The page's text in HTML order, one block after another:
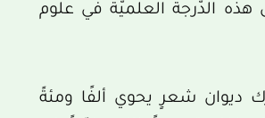
الدّرجة العلميّة في علوم
ديوان شعرٍ يحوي ألفًا ومئةً